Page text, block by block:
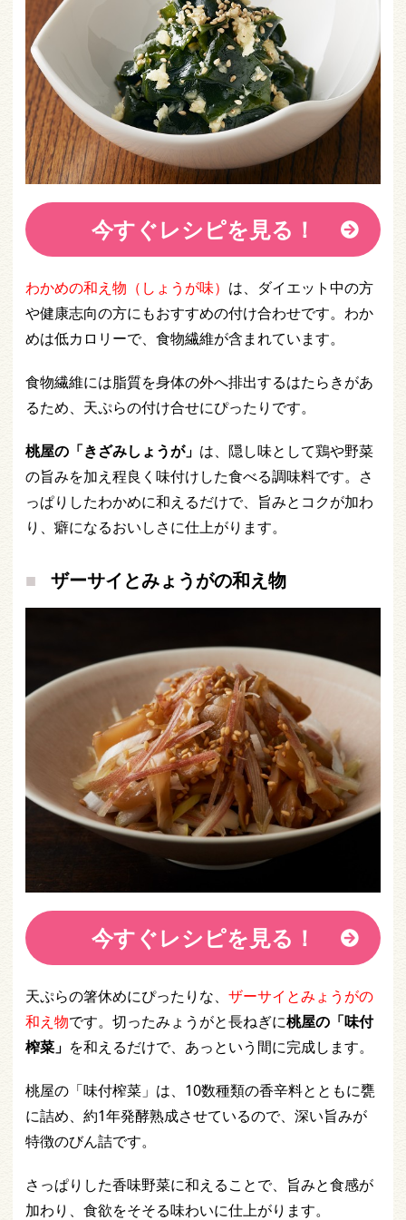
今すぐレシピを見る！
わかめの和え物（しょうが味） は、ダイエット中の方
や健康志向の方にもおすすめの付け合わせです。わか
めは低カロリーで、食物繊維が含まれています。
食物繊維には脂質を身体の外へ排出するはたらきがあ
るため、天ぷらの付け合せにぴったりです。
桃屋の「きざみしょうが」 は、隠し味として鶏や野菜
の旨みを加え程良く味付けした食べる調味料です。さ
っぱりしたわかめに和えるだけで、旨みとコクが加わ
り、癖になるおいしさに仕上がります。
ザーサイとみょうがの和え物
今すぐレシピを見る！
天ぷらの箸休めにぴったりな、 ザーサイとみょうがの
和え物です。切ったみょうがと長ねぎに桃屋の「味付
榨菜」 を和えるだけで、あっという間に完成します。
桃屋の「味付榨菜」は、10数種類の香辛料とともに甕
に詰め、約1年発酵熟成させているので、深い旨みが
特徴のびん詰です。
さっぱりした香味野菜に和えることで、旨みと食感が
加わり、食欲をそそる味わいに仕上がります。